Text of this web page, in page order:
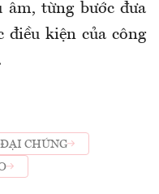
từng bước đưa
điều kiện của công
ĐẠI CHÚNG